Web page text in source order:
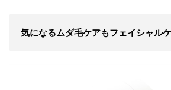
気になるムダ毛ケアもフェイシャル